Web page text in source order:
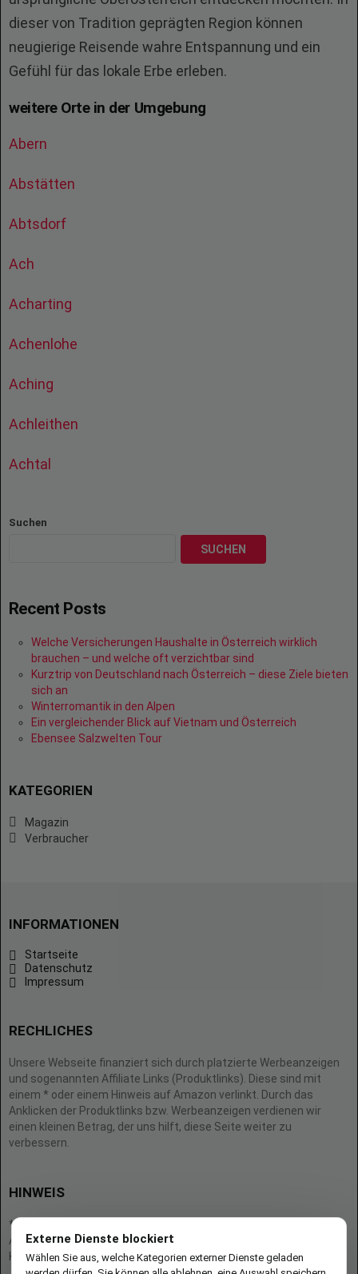
dieser von Tradition geprägten Region können
neugierige Reisende wahre Entspannung und ein
Gefühl für das lokale Erbe erleben.
weitere Orte in der Umgebung
Abern
Abstätten
Abtsdorf
Ach
Acharting
Achenlohe
Aching
Achleithen
Achtal
Suchen
SUCHEN
Recent Posts
Welche Versicherungen Haushalte in Österreich wirklich
brauchen – und welche oft verzichtbar sind
Kurztrip von Deutschland nach Österreich – diese Ziele bieten
sich an
Winterromantik in den Alpen
Ein vergleichender Blick auf Vietnam und Österreich
Ebensee Salzwelten Tour
KATEGORIEN
Magazin
Verbraucher
INFORMATIONEN
Startseite
Datenschutz
Impressum
RECHLICHES
Unsere Webseite finanziert sich durch platzierte Werbeanzeigen
und sogenannten Affiliate Links (Produktlinks). Diese sind mit
einem * oder einem Hinweis auf Amazon verlinkt. Durch das
Anklicken der Produktlinks bzw. Werbeanzeigen verdienen wir
einen kleinen Betrag, der uns hilft, diese Seite weiter zu
verbessern.
HINWEIS
* = Afilliate-Link (=Werbung)
Als Amazon-Partner verdient der Seitenbetreiber an qualifizierten
Käufen.
Externe Dienste blockiert
Wählen Sie aus, welche Kategorien externer Dienste geladen